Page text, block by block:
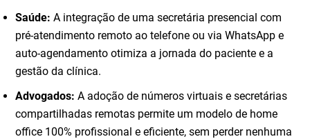
Saúde: A integração de uma secretária presencial com
pré-atendimento remoto ao telefone ou via WhatsApp e
auto-agendamento otimiza a jornada do paciente e a
gestão da clínica.
Advogados: A adoção de números virtuais e secretárias
compartilhadas remotas permite um modelo de home
office 100% profissional e eficiente, sem perder nenhuma